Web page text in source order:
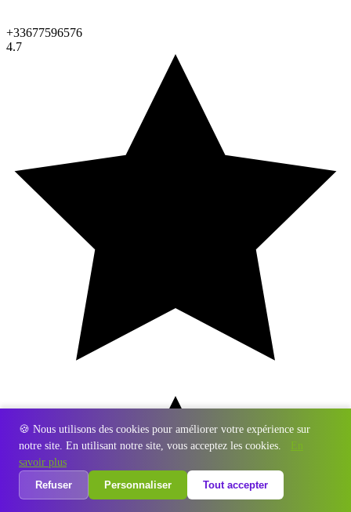
🍪 Nous utilisons des cookies pour améliorer votre expérience sur
notre site. En utilisant notre site, vous acceptez les cookies.
En
savoir plus
Refuser
Personnaliser Tout accepter
+33677596576
4.7